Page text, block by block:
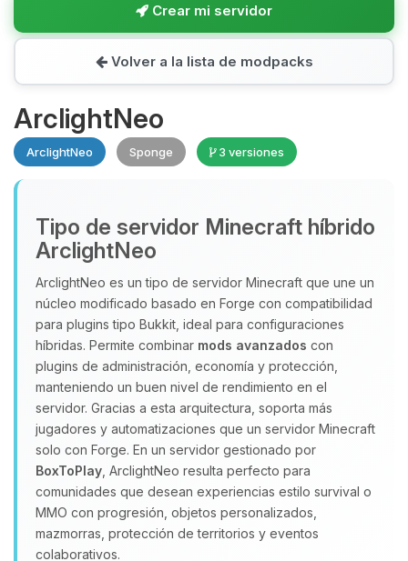
Crear mi servidor
Volver a la lista de modpacks
ArclightNeo
ArclightNeo Sponge 3 versiones
Tipo de servidor Minecraft híbrido
ArclightNeo
ArclightNeo es un tipo de servidor Minecraft que une un
núcleo modificado basado en Forge con compatibilidad
para plugins tipo Bukkit, ideal para configuraciones
híbridas. Permite combinar mods avanzados con
plugins de administración, economía y protección,
manteniendo un buen nivel de rendimiento en el
servidor. Gracias a esta arquitectura, soporta más
jugadores y automatizaciones que un servidor Minecraft
solo con Forge. En un servidor gestionado por
BoxToPlay , ArclightNeo resulta perfecto para
comunidades que desean experiencias estilo survival o
MMO con progresión, objetos personalizados,
mazmorras, protección de territorios y eventos
colaborativos.
Yupi, por fin alguien con quien
hablar! Soy Choupy, tu pequeno
asistente de BoxToPlay. Cuentame
que necesitas y moveré mis
pequenos circuitos para ayudarte.
08/08/2026 04:20